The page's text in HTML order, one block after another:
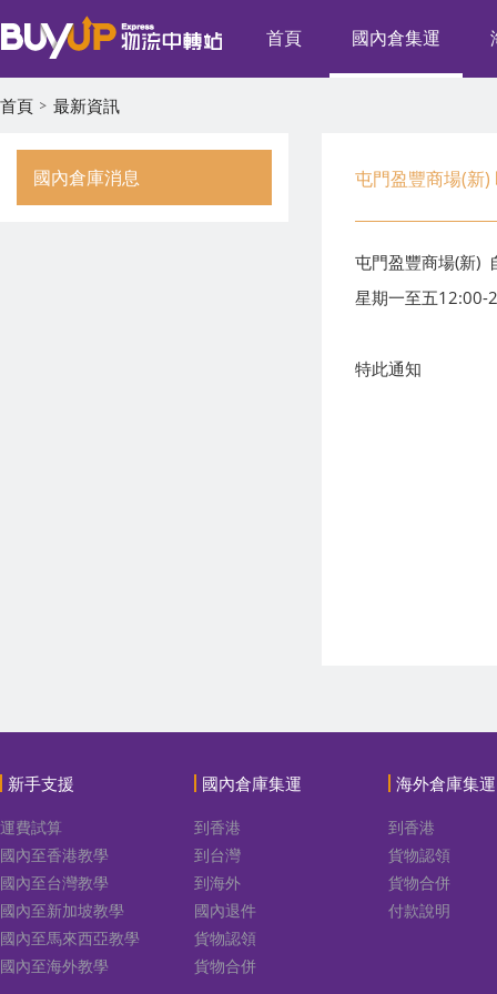
首頁 國內倉集運
首頁 最新資訊
國內倉庫消息 屯門盈豐商場(新
屯門盈豐商場(新)
星期一至五12:00-
特此通知
新手支援
運費試算
國內至香港教學
國內至台灣教學
國內至新加坡教學
國內至馬來西亞教學
國內至海外教學
國內倉庫集運
到香港
到台灣
到海外
國內退件
貨物認領
貨物合併
海外倉庫集運
到香港
貨物認領
貨物合併
付款說明